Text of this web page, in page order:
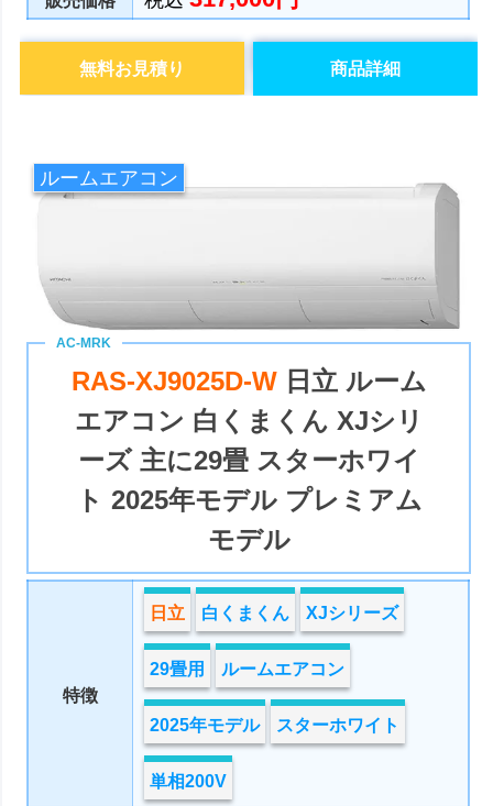
商品詳細
無料お見積り
ルームエアコン
RAS-XJ9025D-W 日立 ルーム
エアコン 白くまくん XJシリ
ーズ 主に29畳 スターホワイ
ト 2025年モデル プレミアム
モデル
特徴
日立 白くまくん XJシリーズ
29畳用 ルームエアコン
2025年モデル スターホワイト
単相200V